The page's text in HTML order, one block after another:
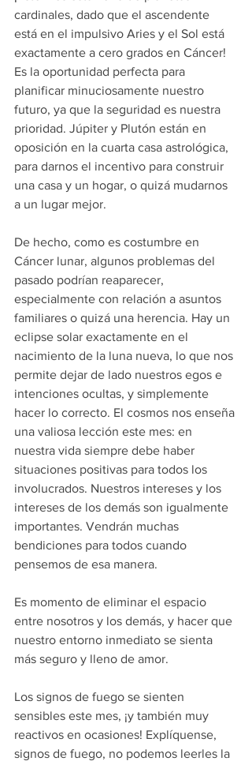
cardinales, dado que el ascendente
está en el impulsivo Aries y el Sol está
exactamente a cero grados en Cáncer!
Es la oportunidad perfecta para
planificar minuciosamente nuestro
futuro, ya que la seguridad es nuestra
prioridad. Júpiter y Plutón están en
oposición en la cuarta casa astrológica,
para darnos el incentivo para construir
una casa y un hogar, o quizá mudarnos
a un lugar mejor.
De hecho, como es costumbre en
Cáncer lunar, algunos problemas del
pasado podrían reaparecer,
especialmente con relación a asuntos
familiares o quizá una herencia. Hay un
eclipse solar exactamente en el
nacimiento de la luna nueva, lo que nos
permite dejar de lado nuestros egos e
intenciones ocultas, y simplemente
hacer lo correcto. El cosmos nos enseña
una valiosa lección este mes: en
nuestra vida siempre debe haber
situaciones positivas para todos los
involucrados. Nuestros intereses y los
intereses de los demás son igualmente
importantes. Vendrán muchas
bendiciones para todos cuando
pensemos de esa manera.
Es momento de eliminar el espacio
entre nosotros y los demás, y hacer que
nuestro entorno inmediato se sienta
más seguro y lleno de amor.
Los signos de fuego se sienten
sensibles este mes, ¡y también muy
reactivos en ocasiones! Explíquense,
signos de fuego, no podemos leerles la